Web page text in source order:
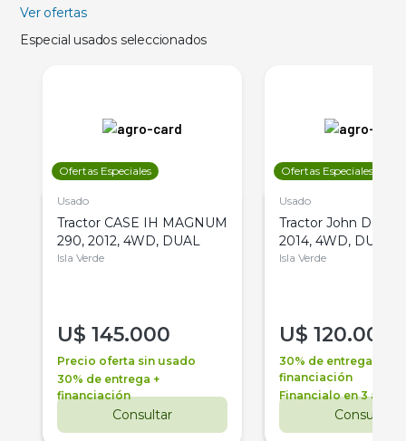
Ver ofertas
Especial usados seleccionados
Ofertas Especiales
Usado
Tractor CASE IH MAGNUM
290, 2012, 4WD, DUAL
Isla Verde
U$ 145.000
Precio oferta sin usado
30% de entrega +
financiación
Consultar
Ofertas Especiales
Usado
Tractor John Deere
2014, 4WD, DUAL
Isla Verde
U$ 120.000
30% de entrega +
financiación
Financialo en 3 años
Consultar